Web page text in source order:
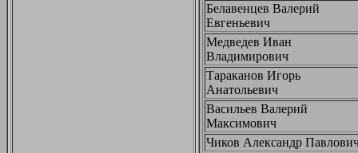
Белавенцев Валерий
Евгеньевич
Медведев Иван
Владимирович
Тараканов Игорь
Анатольевич
Васильев Валерий
Максимович
Чиков Александр